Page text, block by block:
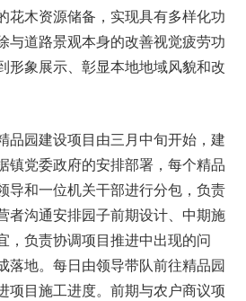
花木资源储备，实现具有多样化功
与道路景观本身的改善视觉疲劳功
形象展示、彰显本地地域风貌和改
品园建设项目由三月中旬开始，建
镇党委政府的安排部署，每个精品
导和一位机关干部进行分包，负责
者沟通安排园子前期设计、中期施
，负责协调项目推进中出现的问
落地。每日由领导带队前往精品园
项目施工进度。前期与农户商议项